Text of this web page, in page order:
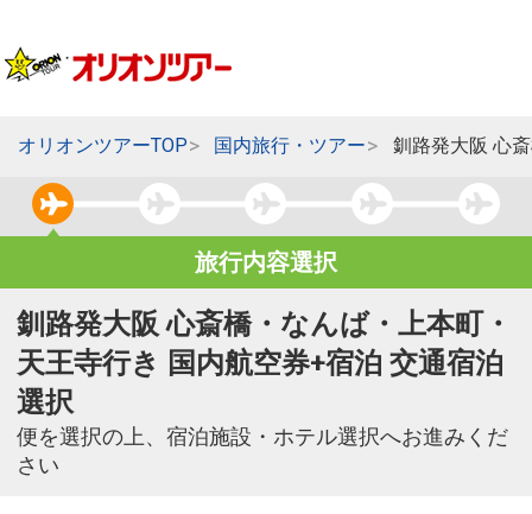
オリオンツアーTOP 国内旅行・ツアー 釧路発大阪 心
旅行内容選択
釧路発大阪 心斎橋・なんば・上本町・
天王寺行き 国内航空券+宿泊 交通宿泊
選択
便を選択の上、宿泊施設・ホテル選択へお進みくだ
さい